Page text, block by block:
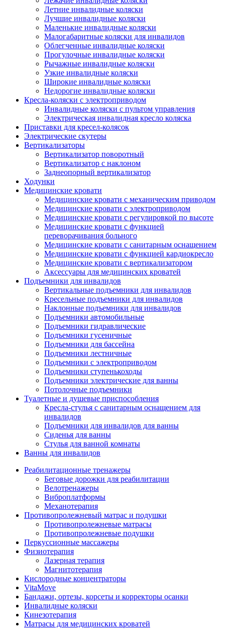
Летние инвалидные коляски
Лучшие инвалидные коляски
Маленькие инвалидные коляски
Малогабаритные коляски для инвалидов
Облегченные инвалидные коляски
Прогулочные инвалидные коляски
Рычажные инвалидные коляски
Узкие инвалидные коляски
Широкие инвалидные коляски
Недорогие инвалидные коляски
Кресла-коляски с электроприводом
Инвалидные коляски с пультом управления
Электрическая инвалидная кресло коляска
Приставки для кресел-колясок
Электрические скутеры
Вертикализаторы
Вертикализатор поворотный
Вертикализатор с наклоном
Заднеопорный вертикализатор
Ходунки
Медицинские кровати
Медицинские кровати с механическим приводом
Медицинские кровати с электроприводом
Медицинские кровати с регулировкой по высоте
Медицинские кровати с функцией
переворачивания больного
Медицинские кровати с санитарным оснащением
Медицинские кровати с функцией кардиокресло
Медицинские кровати с вертикализатором
Аксессуары для медицинских кроватей
Подъемники для инвалидов
Вертикальные подъемники для инвалидов
Кресельные подъемники для инвалидов
Наклонные подъемники для инвалидов
Подъемники автомобильные
Подъемники гидравлические
Подъемники гусеничные
Подъемники для бассейна
Подъемники лестничные
Подъемники с электроприводом
Подъемники ступенькоходы
Подъемники электрические для ванны
Потолочные подъемники
Туалетные и душевые приспособления
Кресла-стулья с санитарным оснащением для
инвалидов
Подъемники для инвалидов для ванны
Сиденья для ванны
Стулья для ванной комнаты
Ванны для инвалидов
Реабилитационные тренажеры
Беговые дорожки для реабилитации
Велотренажеры
Виброплатформы
Механотерапия
Противопролежневый матрас и подушки
Противопролежневые матрасы
Противопролежневые подушки
Перкуссионные массажеры
Физиотерапия
Лазерная терапия
Магнитотерапия
Кислородные концентраторы
VitaMove
Бандажи, ортезы, корсеты и корректоры осанки
Инвалидные коляски
Кинезотерапия
Матрасы для медицинских кроватей